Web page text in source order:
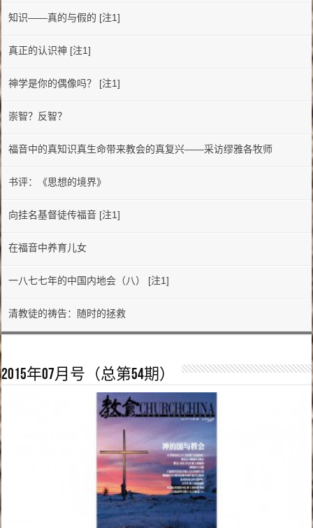
知识——真的与假的 [注1]
真正的认识神 [注1]
神学是你的偶像吗？ [注1]
崇智？反智？
福音中的真知识真生命带来教会的真复兴——采访缪雅各牧师
书评：《思想的境界》
向挂名基督徒传福音 [注1]
在福音中养育儿女
一八七七年的中国内地会（八） [注1]
清教徒的祷告：随时的拯救
2015年07月号（总第54期）